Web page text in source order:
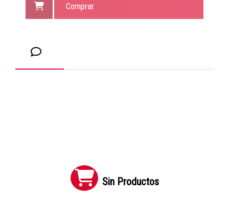
Comprar
Sin Productos